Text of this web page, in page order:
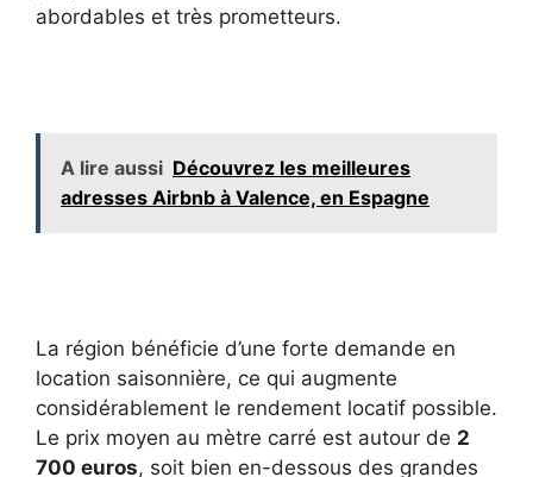
abordables et très prometteurs.
A lire aussi Découvrez les meilleures
adresses Airbnb à Valence, en Espagne
La région bénéficie d’une forte demande en
location saisonnière, ce qui augmente
considérablement le rendement locatif possible.
Le prix moyen au mètre carré est autour de 2
700 euros, soit bien en-dessous des grandes